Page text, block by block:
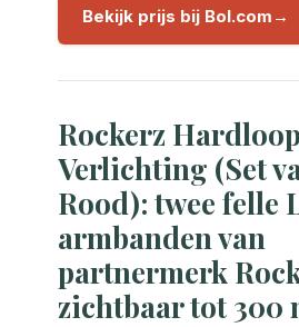
Bekijk prijs bij Bol.com
Rockerz Hardloop
Verlichting (Set
Rood): twee felle
armbanden van
partnermerk
zichtbaar tot 300